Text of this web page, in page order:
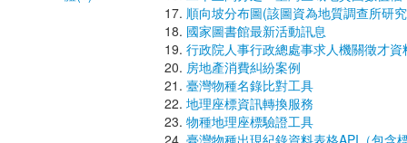
順向坡分布圖(該圖資為地質調查所研
國家圖書館最新活動訊息
行政院人事行政總處事求人機關徵才資
房地產消費糾紛案例
臺灣物種名錄比對工具
地理座標資訊轉換服務
物種地理座標驗證工具
臺灣物種出現紀錄資料表格API（包含